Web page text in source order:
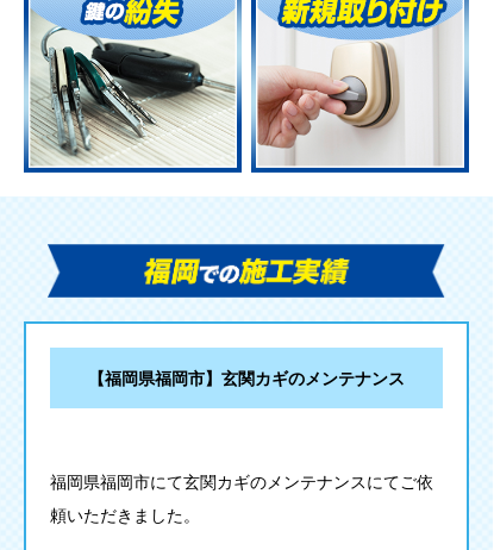
【福岡県福岡市】玄関カギのメンテナンス
福岡県福岡市にて玄関カギのメンテナンスにてご依
頼いただきました。